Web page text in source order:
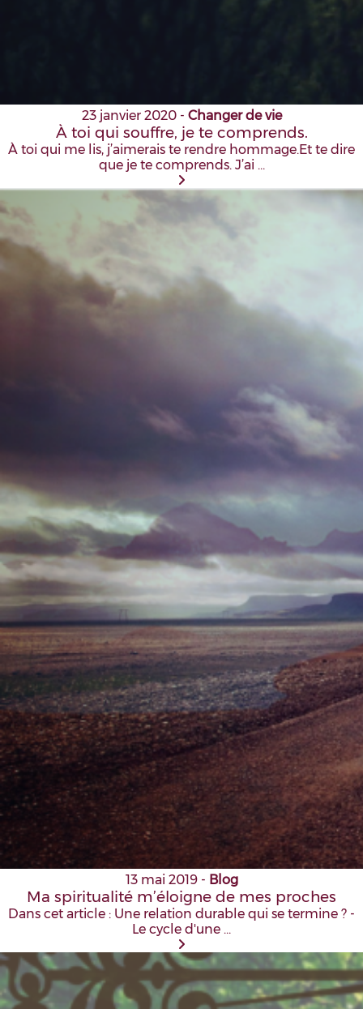
23 janvier 2020- Changer de vie
À toi qui souffre, je te comprends.
À toi qui me lis, j’aimerais te rendre hommage.Et te dire
que je te comprends. J’ai …
13 mai 2019- Blog
Ma spiritualité m’éloigne de mes proches
Dans cet article : Une relation durable qui se termine ? -
Le cycle d'une …